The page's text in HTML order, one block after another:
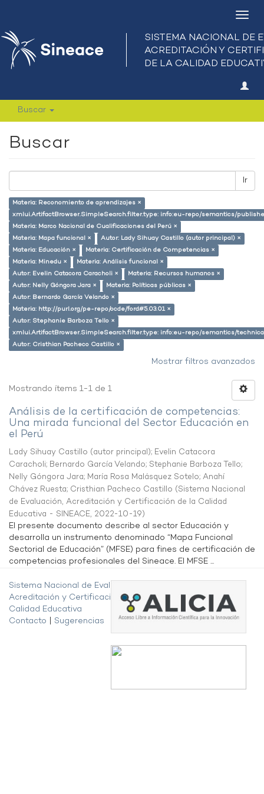
Buscar
Buscar
Ir
Materia: Reconomiento de aprendizajes ×
xmlui.ArtifactBrowser.SimpleSearch.filter.type: info:eu-repo/semantics/
Materia: Marco Nacional de Cualificaciones del Perú ×
Materia: Mapa funcional ×
Autor: Lady Sihuay Castillo (autor principal) ×
Materia: Educación ×
Materia: Certificación de Competencias ×
Materia: Minedu ×
Materia: Análisis funcional ×
Autor: Evelin Catacora Caracholi ×
Materia: Recursos humanos ×
Autor: Nelly Góngora Jara ×
Materia: Políticas públicas ×
Autor: Bernardo García Velando ×
Materia: http://purl.org/pe-repo/ocde/ford#5.03.01 ×
Autor: Stephanie Barboza Tello ×
xmlui.ArtifactBrowser.SimpleSearch.filter.type: info:eu-repo/semantics/
Autor: Cristhian Pacheco Castillo ×
Mostrar filtros avanzados
Mostrando ítems 1-1 de 1
Análisis de la certificación de competencias:
Una mirada funcional del Sector Educación en
el Perú
Lady Sihuay Castillo (autor principal); Evelin Catacora
Caracholi; Bernardo García Velando; Stephanie Barboza Tello;
Nelly Góngora Jara; María Rosa Malásquez Sotelo; Anahí
Chávez Ruesta; Cristhian Pacheco Castillo (Sistema Nacional
de Evaluación, Acreditación y Certificación de la Calidad
Educativa - SINEACE, 2022-10-19)
El presente documento describe al sector Educación y
desarrolla un instrumento denominado “Mapa Funcional
Sectorial de Educación” (MFSE) para fines de certificación de
competencias profesionales del Sineace. El MFSE ...
Sistema Nacional de Evaluación,
Acreditación y Certificación de la
Calidad Educativa
Contacto
Sugerencias